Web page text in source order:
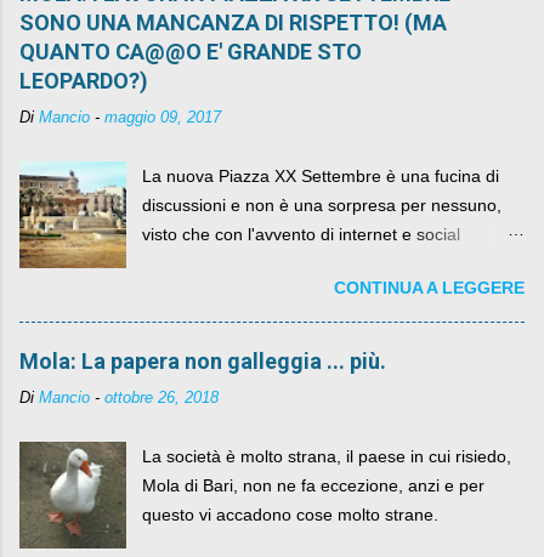
SONO UNA MANCANZA DI RISPETTO! (MA
QUANTO CA@@O E' GRANDE STO
LEOPARDO?)
Di Mancio - maggio 09, 2017
La nuova Piazza XX Settembre è una fucina di
discussioni e non è una sorpresa per nessuno,
visto che con l'avvento di internet e social
sua lasciandone anche traccia scritta nel web.
CONTINUA A LEGGERE
Mola: La papera non galleggia ... più.
Di Mancio - ottobre 26, 2018
La società è molto strana, il paese in cui risiedo,
Mola di Bari, non ne fa eccezione, anzi e per
questo vi accadono cose molto strane.